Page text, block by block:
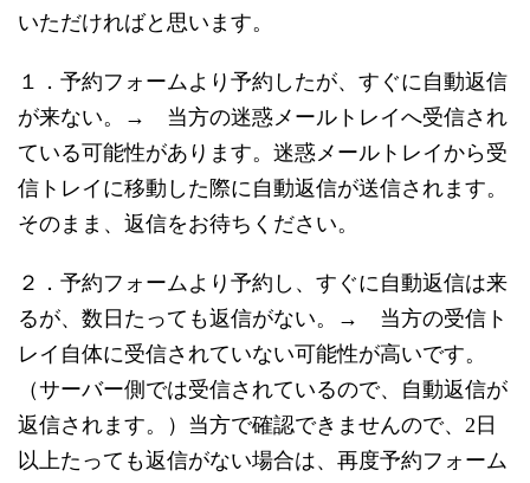
いただければと思います。
１．予約フォームより予約したが、すぐに自動返信
が来ない。→ 当方の迷惑メールトレイへ受信され
ている可能性があります。迷惑メールトレイから受
信トレイに移動した際に自動返信が送信されます。
そのまま、返信をお待ちください。
２．予約フォームより予約し、すぐに自動返信は来
るが、数日たっても返信がない。→ 当方の受信ト
レイ自体に受信されていない可能性が高いです。
（サーバー側では受信されているので、自動返信が
返信されます。）当方で確認できませんので、2日
以上たっても返信がない場合は、再度予約フォーム